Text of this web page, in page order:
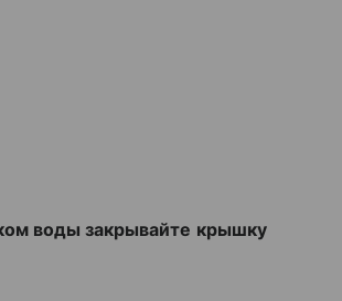
воды закрывайте крышку